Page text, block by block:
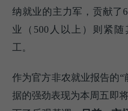
纳就业的主力军，贡献了
业（500人以上）则紧
工。
作为官方非农就业报告的“
据的强劲表现为本周五即